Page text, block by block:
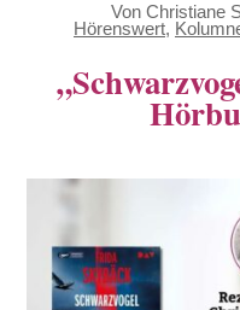
Von Christiane
Hörenswert,